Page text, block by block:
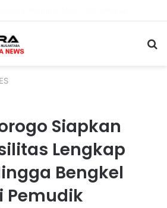
Siapkan
Lengkap
Bengkel
Pemudik